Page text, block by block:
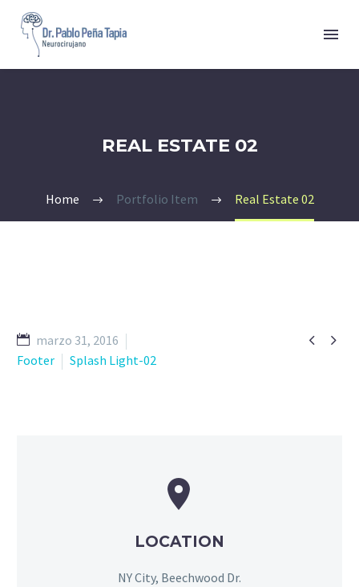
REAL ESTATE 02
Home Portfolio Item Real Estate 02
 
marzo 31, 2016
Footer
Splash Light-02


LOCATION
NY City, Beechwood Dr.